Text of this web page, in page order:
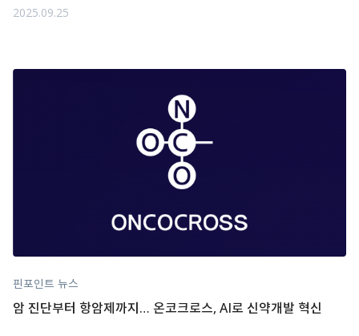
2025.09.25
핀포인트 뉴스
암 진단부터 항암제까지… 온코크로스, AI로 신약개발 혁신